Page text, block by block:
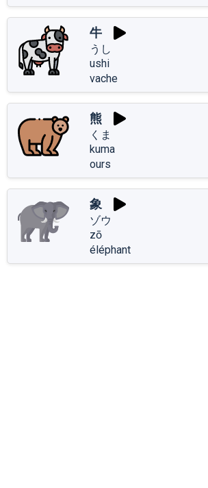
牛
うし
ushi
vache
熊
くま
kuma
ours
象
ゾウ
zō
éléphant